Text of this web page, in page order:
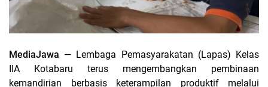
MediaJawa — Lembaga Pemasyarakatan (Lapas) Kelas
IIA Kotabaru terus mengembangkan pembinaan
kemandirian berbasis keterampilan produktif melalui